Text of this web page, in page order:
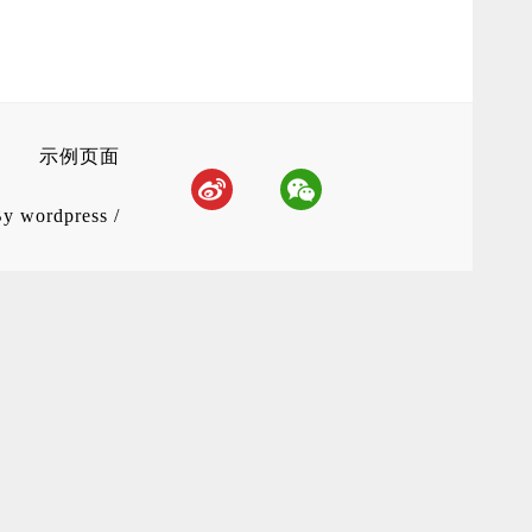
示例页面
wordpress /